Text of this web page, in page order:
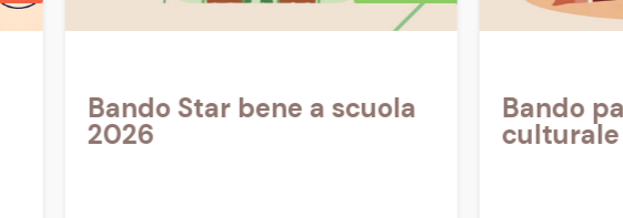
Bando Star bene a scuola
2026
Bando